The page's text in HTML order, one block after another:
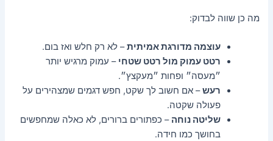
מה כן שווה לבדוק:
עוצמה מדורגת אמיתית– לא רק חלש ואז בום.
רטט עמוק מול רטט שטחי – עמוק מרגיש יותר
״מעסה״ ופחות ״מעקצץ״.
רעש– אם חשוב לך שקט, חפש דגמים שמצהירים על
פעולה שקטה.
שליטה נוחה – כפתורים ברורים, לא כאלה שמחפשים
בחושך כמו חידה.